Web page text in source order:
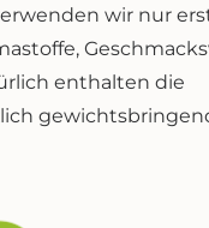
wir nur
enthalten die